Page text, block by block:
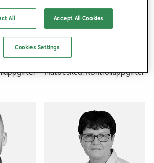
Skicka mejl till Felicia
0345-58 58 44
Kinnared
Kompetensområde
Virkesadministration,
Mätbesked, Kontrolluppgifter
All Accept All Cookies
Cookies Settings